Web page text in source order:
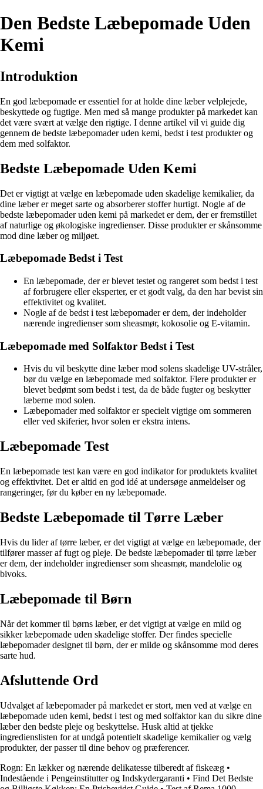
Den Bedste Læbepomade Uden
Kemi
Introduktion
En god læbepomade er essentiel for at holde dine læber velplejede,
beskyttede og fugtige. Men med så mange produkter på markedet kan
det være svært at vælge den rigtige. I denne artikel vil vi guide dig
gennem de bedste læbepomader uden kemi, bedst i test produkter og
dem med solfaktor.
Bedste Læbepomade Uden Kemi
Det er vigtigt at vælge en læbepomade uden skadelige kemikalier, da
dine læber er meget sarte og absorberer stoffer hurtigt. Nogle af de
bedste læbepomader uden kemi på markedet er dem, der er fremstillet
af naturlige og økologiske ingredienser. Disse produkter er skånsomme
mod dine læber og miljøet.
Læbepomade Bedst i Test
En læbepomade, der er blevet testet og rangeret som bedst i test
af forbrugere eller eksperter, er et godt valg, da den har bevist sin
effektivitet og kvalitet.
Nogle af de bedst i test læbepomader er dem, der indeholder
nærende ingredienser som sheasmør, kokosolie og E-vitamin.
Læbepomade med Solfaktor Bedst i Test
Hvis du vil beskytte dine læber mod solens skadelige UV-stråler,
bør du vælge en læbepomade med solfaktor. Flere produkter er
blevet bedømt som bedst i test, da de både fugter og beskytter
læberne mod solen.
Læbepomader med solfaktor er specielt vigtige om sommeren
eller ved skiferier, hvor solen er ekstra intens.
Læbepomade Test
En læbepomade test kan være en god indikator for produktets kvalitet
og effektivitet. Det er altid en god idé at undersøge anmeldelser og
rangeringer, før du køber en ny læbepomade.
Bedste Læbepomade til Tørre Læber
Hvis du lider af tørre læber, er det vigtigt at vælge en læbepomade, der
tilfører masser af fugt og pleje. De bedste læbepomader til tørre læber
er dem, der indeholder ingredienser som sheasmør, mandelolie og
bivoks.
Læbepomade til Børn
Når det kommer til børns læber, er det vigtigt at vælge en mild og
sikker læbepomade uden skadelige stoffer. Der findes specielle
læbepomader designet til børn, der er milde og skånsomme mod deres
sarte hud.
Afsluttende Ord
Udvalget af læbepomader på markedet er stort, men ved at vælge en
læbepomade uden kemi, bedst i test og med solfaktor kan du sikre dine
læber den bedste pleje og beskyttelse. Husk altid at tjekke
ingredienslisten for at undgå potentielt skadelige kemikalier og vælg
produkter, der passer til dine behov og præferencer.
Rogn: En lækker og nærende delikatesse tilberedt af fiskeæg •
Indestående i Pengeinstitutter og Indskydergaranti • Find Det Bedste